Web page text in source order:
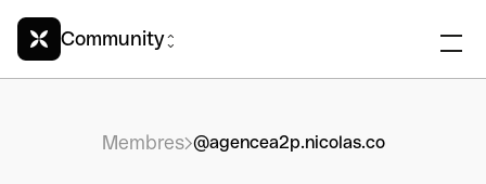
Community
Membres @agencea2p.nicolas.co